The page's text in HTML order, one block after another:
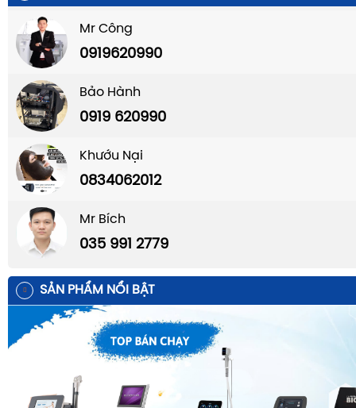
Mr Công
0919620990
Bảo Hành
0919 620990
Khướu Nại
0834062012
Mr Bích
035 991 2779
SẢN PHẨM NỔI BẬT